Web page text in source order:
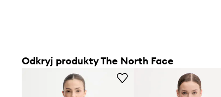
Odkryj produkty The North Face